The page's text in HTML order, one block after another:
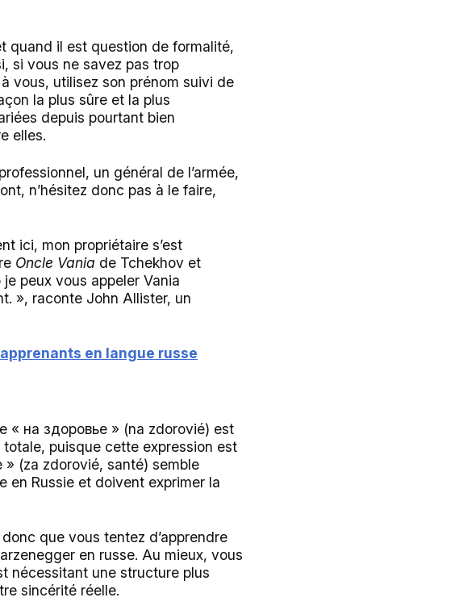
quand il est question de formalité,
si vous ne savez pas trop
vous, utilisez son prénom suivi de
la plus sûre et la plus
depuis pourtant bien
elles.
un général de l’armée,
n’hésitez donc pas à le faire,
ici, mon propriétaire s’est
Oncle Vania de Tchekhov et
peux vous appeler Vania
», raconte John Allister, un
en langue russe
« на здоровье » (na zdorovié) est
puisque cette expression est
» (za zdorovié, santé) semble
en Russie et doivent exprimer la
que vous tentez d’apprendre
en russe. Au mieux, vous
nécessitant une structure plus
sincérité réelle.